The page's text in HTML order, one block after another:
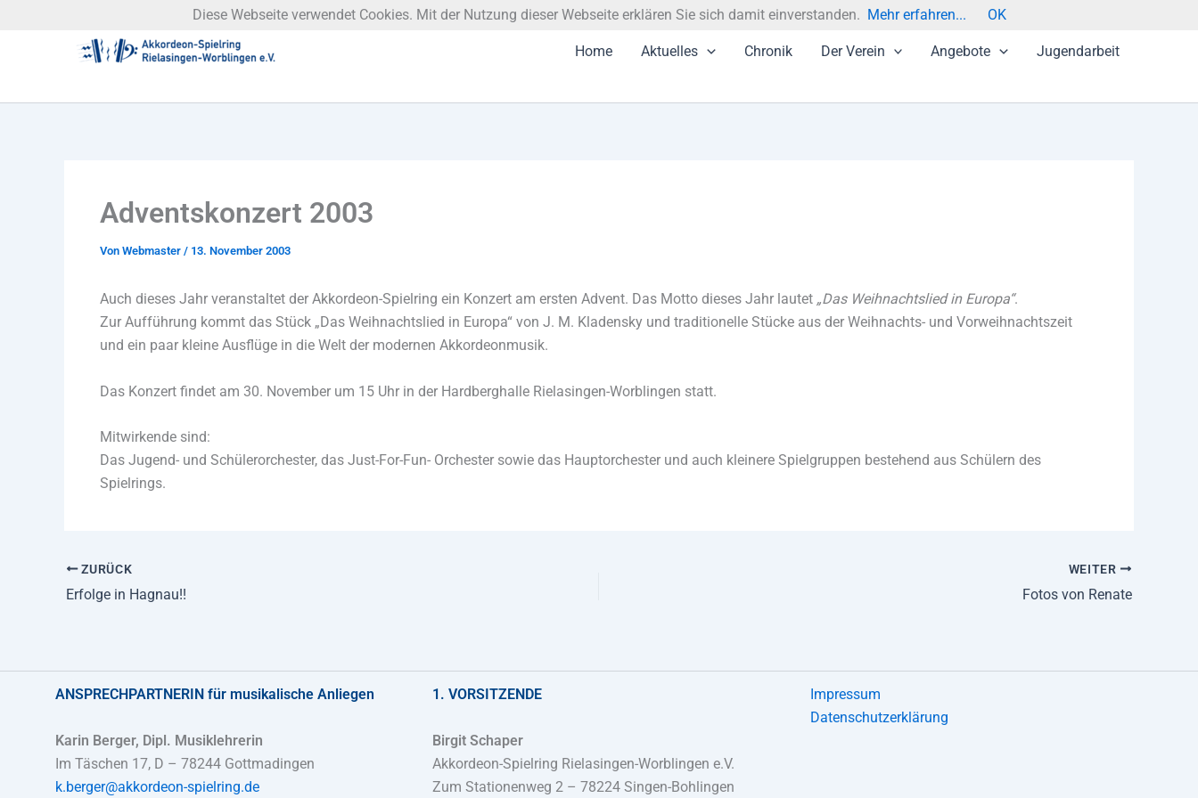
Home Aktuelles Chronik Der Verein Angebote Jugendarbeit
Adventskonzert 2003
Von Webmaster / 13. November 2003
Auch dieses Jahr veranstaltet der Akkordeon-Spielring ein Konzert am ersten Advent. Das Motto dieses Jahr lautet „Das Weihnachtslied in Europa“.
Zur Aufführung kommt das Stück „Das Weihnachtslied in Europa“ von J. M. Kladensky und traditionelle Stücke aus der Weihnachts- und Vorweihnachtszeit
und ein paar kleine Ausflüge in die Welt der modernen Akkordeonmusik.
Das Konzert findet am 30. November um 15 Uhr in der Hardberghalle Rielasingen-Worblingen statt.
Mitwirkende sind:
Das Jugend- und Schülerorchester, das Just-For-Fun- Orchester sowie das Hauptorchester und auch kleinere Spielgruppen bestehend aus Schülern des
Spielrings.
ZURÜCK
Erfolge in Hagnau!!
WEITER
Fotos von Renate
ANSPRECHPARTNERIN für musikalische Anliegen
Karin Berger, Dipl. Musiklehrerin
Im Täschen 17, D – 78244 Gottmadingen
k.berger@akkordeon-spielring.de
1. VORSITZENDE
Birgit Schaper
Akkordeon-Spielring Rielasingen-Worblingen e.V.
Zum Stationenweg 2 – 78224 Singen-Bohlingen
Impressum
Datenschutzerklärung
Diese Webseite verwendet Cookies. Mit der Nutzung dieser Webseite erklären Sie sich damit einverstanden. Mehr erfahren... OK